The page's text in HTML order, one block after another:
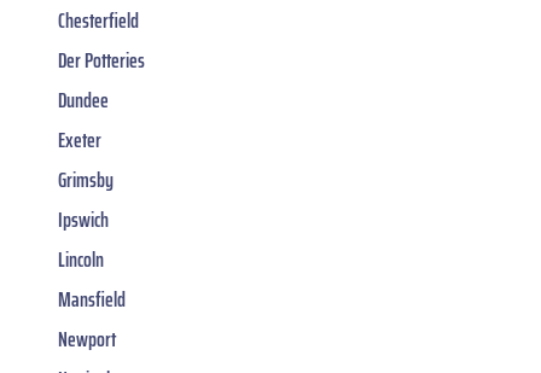
Chesterfield
Der Potteries
Dundee
Exeter
Grimsby
Ipswich
Lincoln
Mansfield
Newport